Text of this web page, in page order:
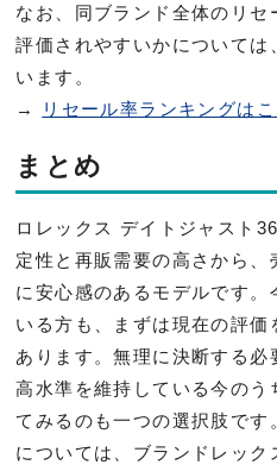
なお、同ブランド全体のリ
評価されやすいかについては
います。
→
リセール率ランキングはこ
まとめ
ロレックス デイトジャスト
定性と再販需要の高さから、
に安心感のあるモデルです。
いる方も、まずは現在の評
あります。無理に決断する
高水準を維持している今のう
てみるのも一つの選択肢です
については、ブランドレック